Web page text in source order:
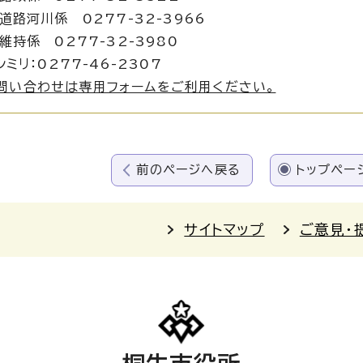
河川係 0277-32-3966
係 0277-32-3980
シミリ：0277-46-2307
い合わせは専用フォームをご利用ください。
前のページへ戻る トップペー
サイトマップ ご意見・